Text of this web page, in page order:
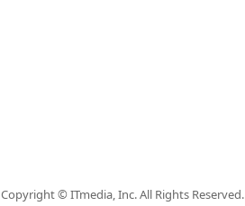
Copyright © ITmedia, Inc. All Rights Reserved.